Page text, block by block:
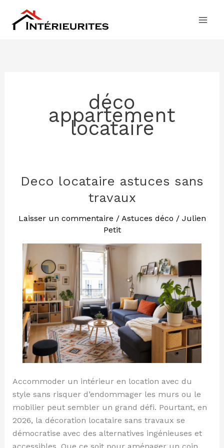
contenu
déco
appartement
locataire
Deco locataire astuces sans
travaux
Laisser un commentaire / Astuces déco / Julien
Petit
Accommoder un intérieur en location avec du
style sans risquer d’endommager les murs ou le
mobilier peut sembler un grand défi. Pourtant, en
2026, la décoration locataire sans travaux se
démocratise avec des alternatives ingénieuses et
Deco
sans